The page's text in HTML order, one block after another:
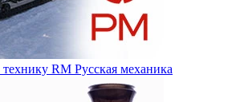
RM Русская механика